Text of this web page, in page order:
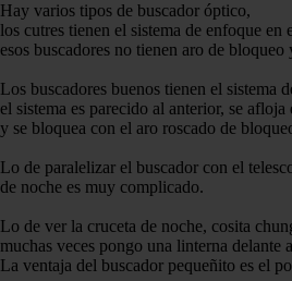
Hay varios tipos de buscador óptico,
los cutres tienen el sistema de enfoque
esos buscadores no tienen aro de
Los buscadores buenos tienen el sistema
el sistema es parecido al anterior, se
y se bloquea con el aro roscado de
Lo de paralelizar el buscador con el
de noche es muy complicado.
Lo de ver la cruceta de noche, cosita
muchas veces pongo una linterna
La ventaja del buscador pequeñito es el